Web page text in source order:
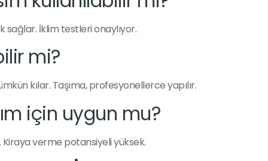
sağlar. İklim testleri onaylıyor.
mi?
kılar. Taşıma, profesyonellerce yapılır.
için uygun mu?
Kiraya verme potansiyeli yüksek.